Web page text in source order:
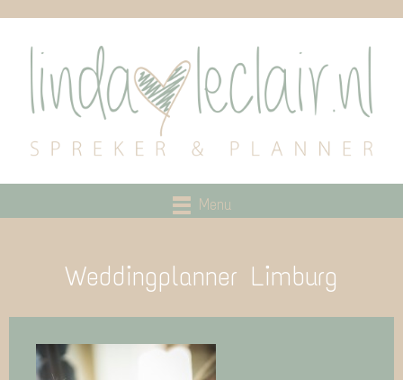
Menu
Weddingplanner Limburg